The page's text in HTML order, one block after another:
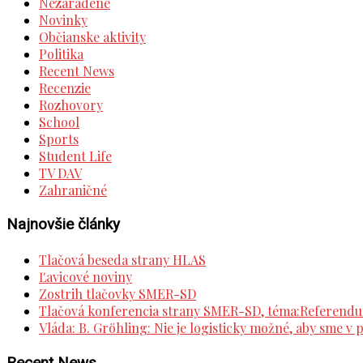
Novinky
Občianske aktivity
Politika
Recent News
Recenzie
Rozhovory
School
Sports
Student Life
TV DAV
Zahraničné
Najnovšie články
Tlačová beseda strany HLAS
Ľavicové noviny
Zostrih tlačovky SMER-SD
Tlačová konferencia strany SMER-SD,
Vláda: B. Gröhling: Nie je logisticky možné, aby sme